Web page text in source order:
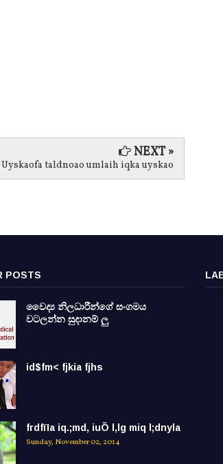
NEXT »
Uyskaofa taldnoao umlaih iqka uyskao
POSTS
වෛද්‍ය නිලධාරීන්ගේ සංගමය
වටලන්න සුදානම් ලු
id$fm< fjkia fjhs
frdfïIa iq.;md, iuÕ l,lg miq l;dnyla
Sunday, November 02, 2014